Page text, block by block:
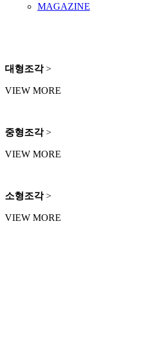
MAGAZINE
대형조각>
VIEW MORE
중형조각>
VIEW MORE
소형조각>
VIEW MORE